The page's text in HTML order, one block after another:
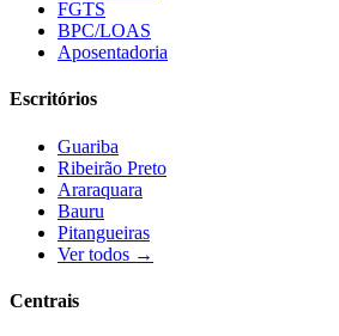
FGTS
BPC/LOAS
Aposentadoria
Escritórios
Guariba
Ribeirão Preto
Araraquara
Bauru
Pitangueiras
Ver todos →
Centrais